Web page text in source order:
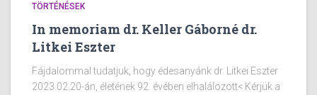
TÖRTÉNÉSEK
In memoriam dr. Keller Gáborné dr.
Litkei Eszter
Fájdalommal tudatjuk, hogy édesanyánk dr. Litkei Eszter
2023.02.20-án, életének 92. évében elhalálozott< Kérjük a